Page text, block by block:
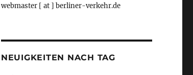
webmaster [ at ] berliner-verkehr.de
NEUIGKEITEN NACH TAG